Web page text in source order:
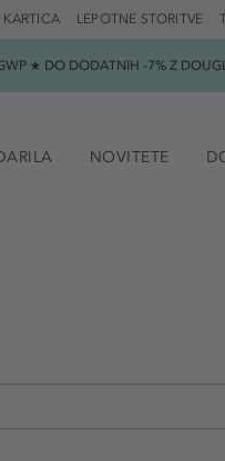
LEPOTNE STORITVE
★ DO DODATNIH -7% Z
NOVITETE